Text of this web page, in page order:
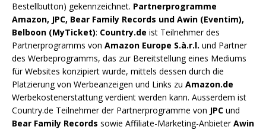
Bestellbutton) gekennzeichnet. Partnerprogramme
Amazon, JPC, Bear Family Records und Awin (Eventim),
Belboon (MyTicket): Country.de ist Teilnehmer des
Partnerprogramms von Amazon Europe S.à.r.l. und Partner
des Werbeprogramms, das zur Bereitstellung eines Mediums
für Websites konzipiert wurde, mittels dessen durch die
Platzierung von Werbeanzeigen und Links zu Amazon.de
Werbekostenerstattung verdient werden kann. Ausserdem ist
Country.de Teilnehmer der Partnerprogramme von JPC und
Bear Family Records sowie Affiliate-Marketing-AnbieterAwin